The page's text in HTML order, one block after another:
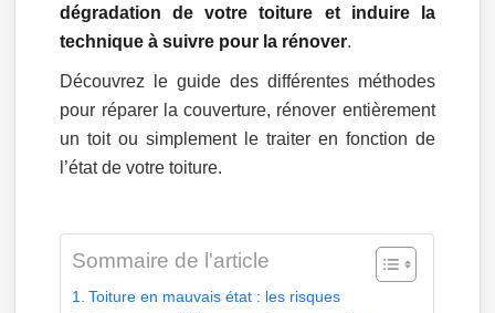
dégradation de votre toiture et induire la
technique à suivre pour la rénover.
Découvrez le guide des différentes méthodes
pour réparer la couverture, rénover entièrement
un toit ou simplement le traiter en fonction de
l’état de votre toiture.
Sommaire de l'article
Toiture en mauvais état : les risques